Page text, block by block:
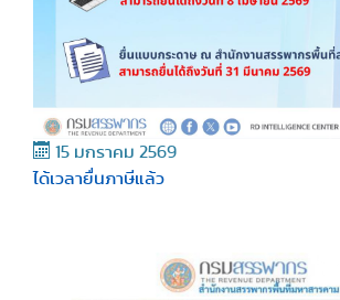
15 มกราคม 2569
ได้เวลายื่นภาษีแล้ว